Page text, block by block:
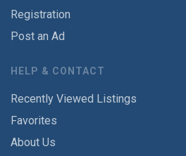
Registration
Post an Ad
HELP & CONTACT
Recently Viewed Listings
Favorites
About Us